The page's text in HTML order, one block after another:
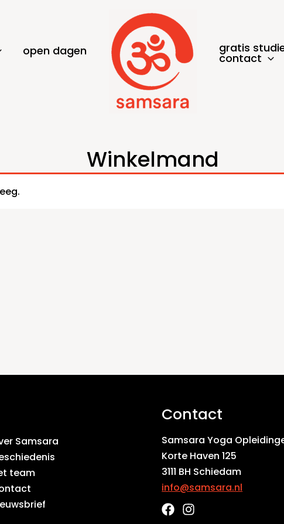
open dagen gratis
contact
Winkelmand
Samsara
team
Contact
Samsara Yoga
Korte Haven 125
3111 BH Schiedam
info@samsara.nl
F
I